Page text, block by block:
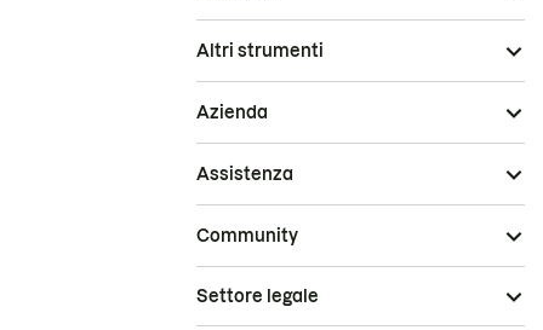
Altri strumenti
Azienda
Assistenza
Community
Settore legale